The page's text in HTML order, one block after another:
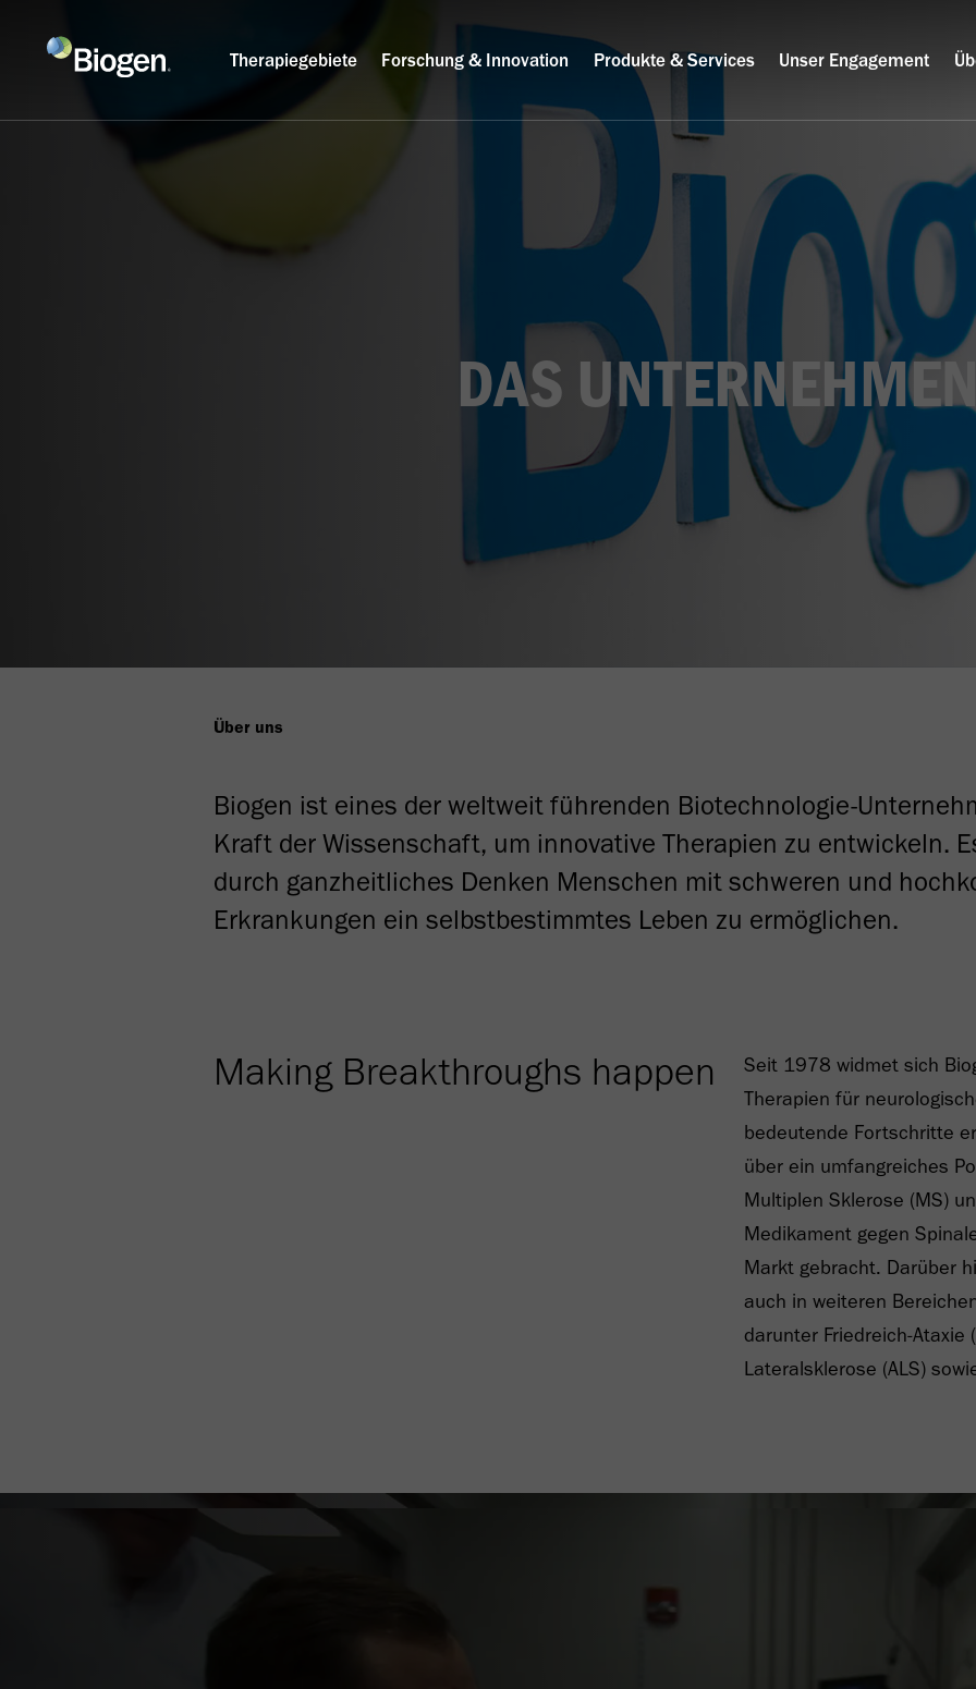
Therapiegebiete Forschung & Innovation Produkte & Services Unser Engagement
DAS
Über uns
Biogen ist eines der weltweit führenden Biotechnologie-
Kraft der Wissenschaft, um innovative Therapien zu entwickeln.
durch ganzheitliches Denken Menschen mit schweren und
Erkrankungen ein selbstbestimmtes Leben zu ermöglichen.
Making Breakthroughs happen
Seit 1978 widmet sich
Therapien für
bedeutende Fortschritte
über ein umfangreiches
Multiplen Sklerose (MS)
Medikament gegen
Markt gebracht. Darüber
auch in weiteren
darunter Friedreich-Ataxie
Lateralsklerose (ALS)